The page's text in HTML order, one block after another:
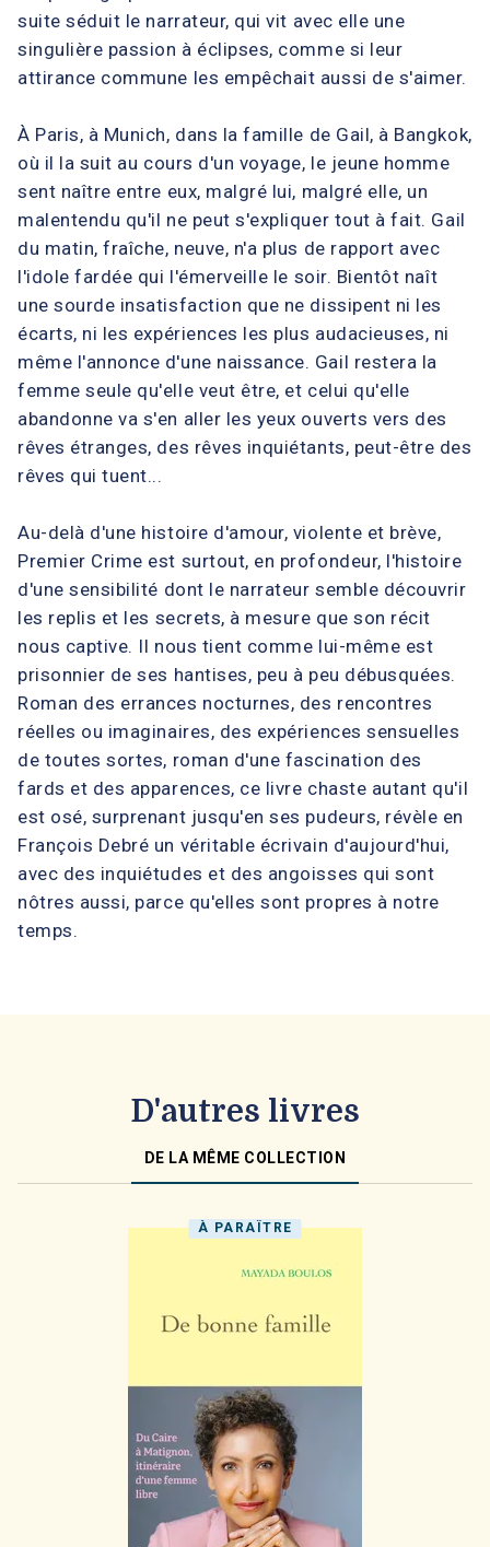
suite séduit le narrateur, qui vit avec elle une
singulière passion à éclipses, comme si leur
attirance commune les empêchait aussi de s'aimer.
À Paris, à Munich, dans la famille de Gail, à Bangkok,
où il la suit au cours d'un voyage, le jeune homme
sent naître entre eux, malgré lui, malgré elle, un
malentendu qu'il ne peut s'expliquer tout à fait. Gail
du matin, fraîche, neuve, n'a plus de rapport avec
l'idole fardée qui l'émerveille le soir. Bientôt naît
une sourde insatisfaction que ne dissipent ni les
écarts, ni les expériences les plus audacieuses, ni
même l'annonce d'une naissance. Gail restera la
femme seule qu'elle veut être, et celui qu'elle
abandonne va s'en aller les yeux ouverts vers des
rêves étranges, des rêves inquiétants, peut-être des
rêves qui tuent...
Au-delà d'une histoire d'amour, violente et brève,
Premier Crime est surtout, en profondeur, l'histoire
d'une sensibilité dont le narrateur semble découvrir
les replis et les secrets, à mesure que son récit
nous captive. Il nous tient comme lui-même est
prisonnier de ses hantises, peu à peu débusquées.
Roman des errances nocturnes, des rencontres
réelles ou imaginaires, des expériences sensuelles
de toutes sortes, roman d'une fascination des
fards et des apparences, ce livre chaste autant qu'il
est osé, surprenant jusqu'en ses pudeurs, révèle en
François Debré un véritable écrivain d'aujourd'hui,
avec des inquiétudes et des angoisses qui sont
nôtres aussi, parce qu'elles sont propres à notre
temps.
D'autres livres
DE LA MÊME COLLECTION
À PARAÎTRE